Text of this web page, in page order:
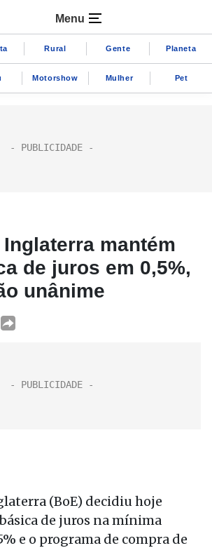
Menu
Rural Gente Planeta
Motorshow Mulher Pet
mantém
de juros em 0,5%,
unânime
(BoE) decidiu hoje
de juros na mínima
e o programa de compra de